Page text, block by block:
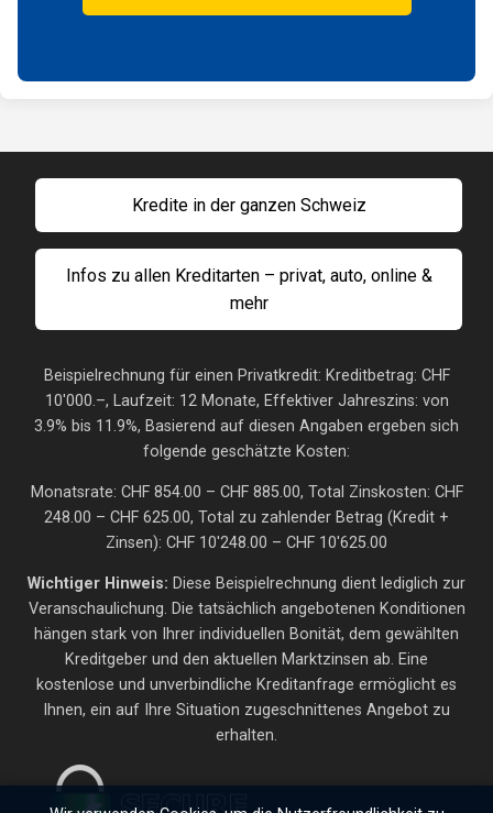
Kredite in der ganzen Schweiz
Infos zu allen Kreditarten – privat, auto, online &
mehr
Beispielrechnung für einen Privatkredit: Kreditbetrag: CHF
10'000.–, Laufzeit: 12 Monate, Effektiver Jahreszins: von
3.9% bis 11.9%, Basierend auf diesen Angaben ergeben sich
folgende geschätzte Kosten:
Monatsrate: CHF 854.00 – CHF 885.00, Total Zinskosten: CHF
248.00 – CHF 625.00, Total zu zahlender Betrag (Kredit +
Zinsen): CHF 10'248.00 – CHF 10'625.00
Wichtiger Hinweis: Diese Beispielrechnung dient lediglich zur
Veranschaulichung. Die tatsächlich angebotenen Konditionen
hängen stark von Ihrer individuellen Bonität, dem gewählten
Kreditgeber und den aktuellen Marktzinsen ab. Eine
kostenlose und unverbindliche Kreditanfrage ermöglicht es
Ihnen, ein auf Ihre Situation zugeschnittenes Angebot zu
erhalten.